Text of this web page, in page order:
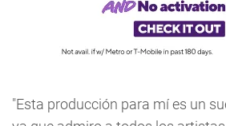
"Esta producción para mí es un